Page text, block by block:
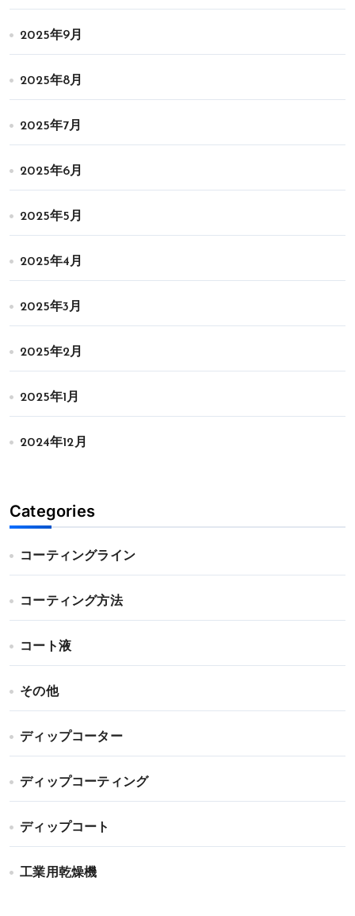
2025年9月
2025年8月
2025年7月
2025年6月
2025年5月
2025年4月
2025年3月
2025年2月
2025年1月
2024年12月
Categories
コーティングライン
コーティング方法
コート液
その他
ディップコーター
ディップコーティング
ディップコート
工業用乾燥機